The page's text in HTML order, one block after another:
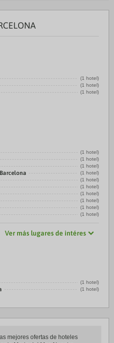
(1 hotel)
(1 hotel)
(1 hotel)
(1 hotel)
(1 hotel)
(1 hotel)
(1 hotel)
(1 hotel)
(1 hotel)
(1 hotel)
(1 hotel)
(1 hotel)
(1 hotel)
Ver más lugares de intéres
(1 hotel)
(1 hotel)
mejores ofertas de hoteles